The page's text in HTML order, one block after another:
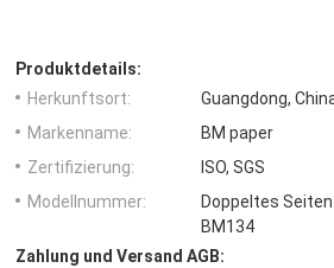
Produktdetails:
Herkunftsort:
Guangdong,
Markenname:
BM paper
Zertifizierung:
ISO, SGS
Modellnummer:
Doppeltes
BM134
Zahlung und Versand AGB: